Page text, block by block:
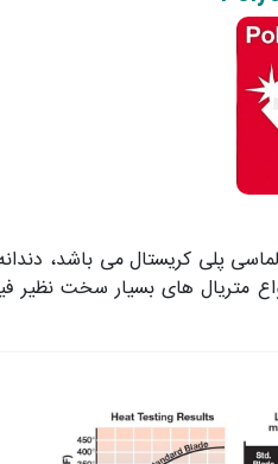
پلی کریستال می باشد،
متریال های بسیار سخت نظیر